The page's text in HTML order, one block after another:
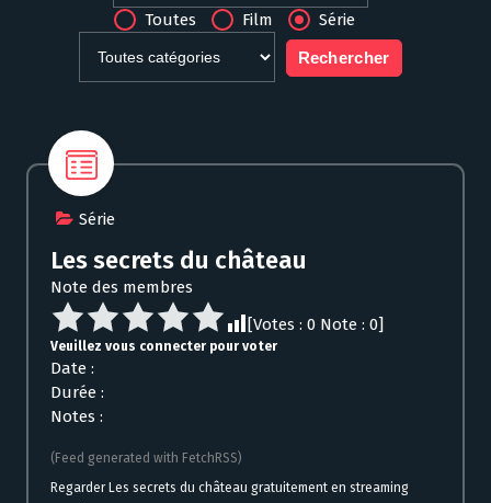
Toutes Film Série
Série
Les secrets du château
Note des membres
[Votes : 0 Note : 0]
Veuillez vous connecter pour voter
Date :
Durée :
Notes :
(Feed generated with FetchRSS)
Regarder Les secrets du château gratuitement en streaming